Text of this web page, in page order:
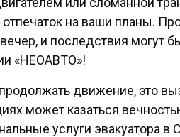
на ваши планы.
и последствия могут
«НЕОАВТО»!
движение, это
может казаться
услуги эвакуатора